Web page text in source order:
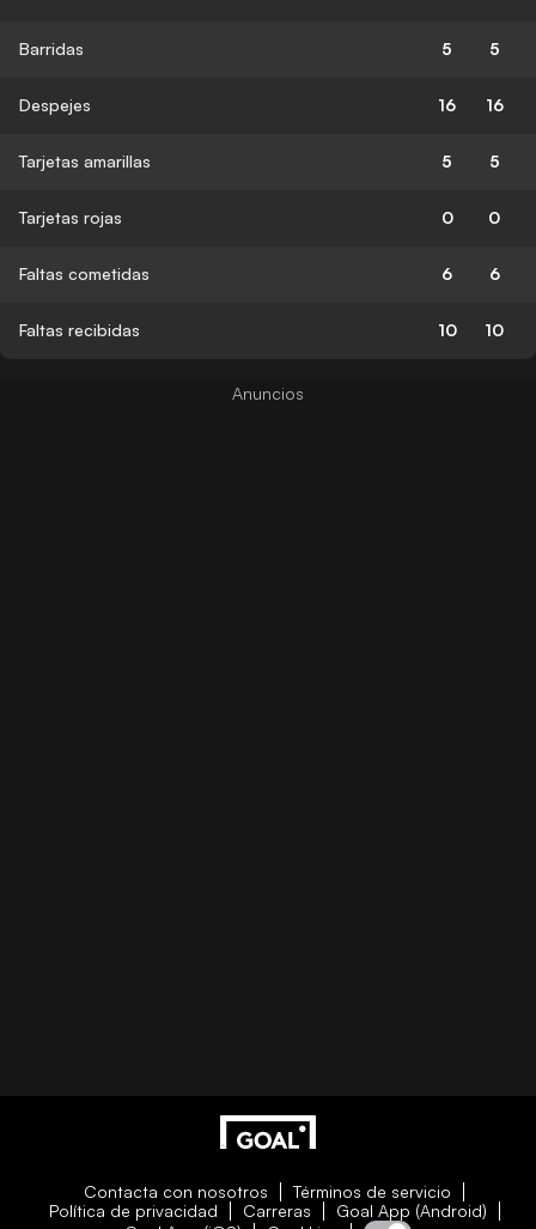
Barridas 5 5
Despejes 16 16
Tarjetas amarillas 5 5
Tarjetas rojas 0 0
Faltas cometidas 6 6
Faltas recibidas 10 10
Contacta con nosotros
Términos de servicio
Política de privacidad
Carreras
Goal App (Android)